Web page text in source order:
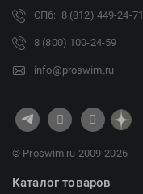
СПб: 8 (812) 449-24-71
8 (800) 100-24-59
info@proswim.ru
© Proswim.ru 2009-2026
Каталог товаров